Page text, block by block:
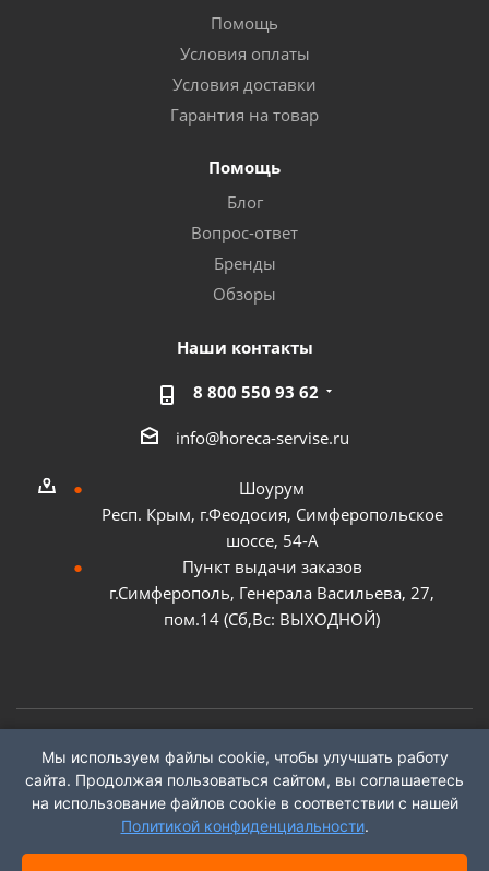
Помощь
Условия оплаты
Условия доставки
Гарантия на товар
Помощь
Блог
Вопрос-ответ
Бренды
Обзоры
Наши контакты
8 800 550 93 62
info@horeca-servise.ru
Шоурум
Респ. Крым, г.Феодосия, Симферопольское
шоссе, 54-А
Пункт выдачи заказов
г.Симферополь, Генерала Васильева, 27,
пом.14 (Сб,Вс: ВЫХОДНОЙ)
2026 ©ГК "ХоРеКа Сервис"
Мы используем файлы cookie, чтобы улучшать работу
сайта. Продолжая пользоваться сайтом, вы соглашаетесь
на использование файлов cookie в соответствии с нашей
Политикой конфиденциальности.